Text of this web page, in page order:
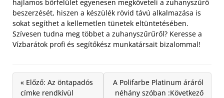
hajlamos bőrfelület egyenesen megköveteli a zuhanyszűrő
beszerzését, hiszen a készülék rövid távú alkalmazása is
sokat segíthet a kellemetlen tünetek eltüntetésében.
Szívesen tudna meg többet a zuhanyszűrűről? Keresse a
Vízbarátok profi és segítőkész munkatársait bizalommal!
« Előző: Az öntapadós
címke rendkívül
A Polifarbe Platinum áráról
néhány szóban :Következő